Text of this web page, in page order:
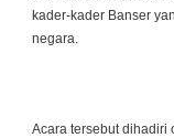
kader-kader Banser
negara.
Acara tersebut dihadiri